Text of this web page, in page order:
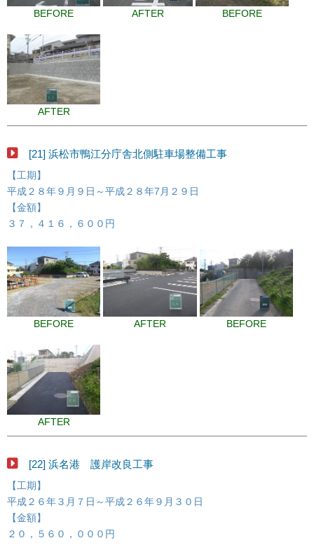
BEFORE AFTER BEFORE
AFTER
[21] 浜松市鴨江分庁舎北側駐車場整備工事
【工期】
平成２８年９月９日～平成２８年7月２９日
【金額】
３７，４１６，６００円
BEFORE AFTER BEFORE
AFTER
[22] 浜名港 護岸改良工事
【工期】
平成２６年３月７日～平成２６年９月３０日
【金額】
２０，５６０，０００円